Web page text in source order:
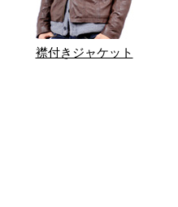
襟付きジャケット